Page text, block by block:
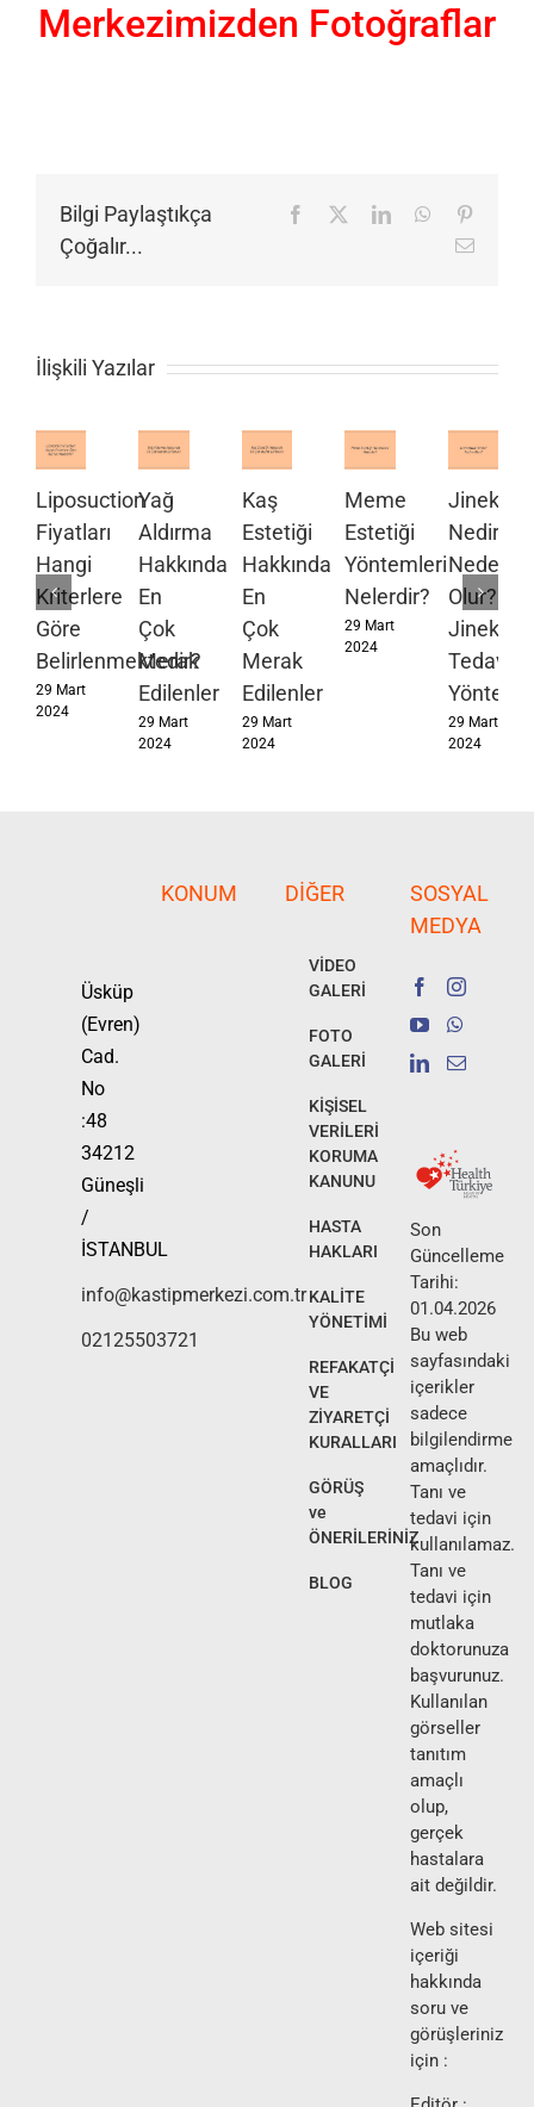
Merkezimizden Fotoğraflar
Bilgi Paylaştıkça
Çoğalır...
Facebook LinkedInWhatsApp
E-
İlişkili Yazılar
Liposuction
Fiyatları
Hangi
Kriterlere
Göre
Belirlenmektedir?
29 Mart
2024
Yağ
Aldırma
Hakkında
En
Çok
Merak
Edilenler
29 Mart
2024
Kaş
Estetiği
Hakkında
En
Çok
Merak
Edilenler
29 Mart
2024
Meme
Estetiği
Yöntemleri
Nelerdir?
29 Mart
2024
Nedir?
Neden
Olur?
Tedavi
29 Mart
2024
Üsküp
(Evren)
Cad.
No
:48
34212
Güneşli
/
İSTANBUL
info@kastipmerkezi.com.tr
02125503721
KONUM DIĞER
VİDEO
GALERİ
FOTO
GALERİ
KİŞİSEL
VERİLERİ
KORUMA
KANUNU
HASTA
HAKLARI
KALİTE
YÖNETİMİ
REFAKATÇİ
VE
ZİYARETÇİ
KURALLARI
GÖRÜŞ
ve
ÖNERİLERİNİZ
BLOG
SOSYAL
MEDYA
Son
Güncelleme
Tarihi:
01.04.2026
Bu web
sayfasındaki
içerikler
sadece
bilgilendirme
amaçlıdır.
Tanı ve
tedavi için
kullanılamaz.
Tanı ve
tedavi için
mutlaka
doktorunuza
başvurunuz.
Kullanılan
görseller
tanıtım
amaçlı
olup,
gerçek
hastalara
ait değildir.
Web sitesi
içeriği
hakkında
soru ve
görüşleriniz
için :